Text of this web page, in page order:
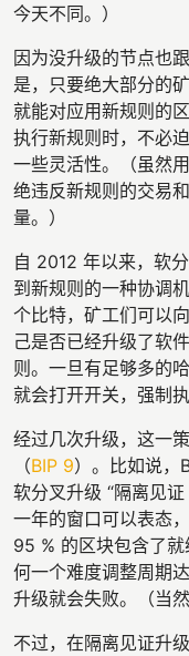
今天不同。）
因为没升级的节点也
是，只要绝大部分的
就能对应用新规则的
执行新规则时，不必
一些灵活性。（虽然
绝违反新规则的交易
量。）
自 2012 年以来，软
到新规则的一种协调
个比特，矿工们可以
己是否已经升级了软
则。一旦有足够多的
就会打开开关，强制执
经过几次升级，这一
（BIP 9）。比如说，
软分叉升级 “隔离见证
一年的窗口可以表态
95 % 的区块包含了
何一个难度调整周期
升级就会失败。（当
不过，在隔离见证升